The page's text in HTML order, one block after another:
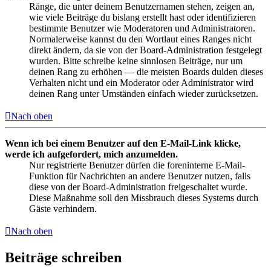
Ränge, die unter deinem Benutzernamen stehen, zeigen an,
wie viele Beiträge du bislang erstellt hast oder identifizieren
bestimmte Benutzer wie Moderatoren und Administratoren.
Normalerweise kannst du den Wortlaut eines Ranges nicht
direkt ändern, da sie von der Board-Administration festgelegt
wurden. Bitte schreibe keine sinnlosen Beiträge, nur um
deinen Rang zu erhöhen — die meisten Boards dulden dieses
Verhalten nicht und ein Moderator oder Administrator wird
deinen Rang unter Umständen einfach wieder zurücksetzen.
Nach oben
Wenn ich bei einem Benutzer auf den E-Mail-Link klicke,
werde ich aufgefordert, mich anzumelden.
Nur registrierte Benutzer dürfen die foreninterne E-Mail-
Funktion für Nachrichten an andere Benutzer nutzen, falls
diese von der Board-Administration freigeschaltet wurde.
Diese Maßnahme soll den Missbrauch dieses Systems durch
Gäste verhindern.
Nach oben
Beiträge schreiben